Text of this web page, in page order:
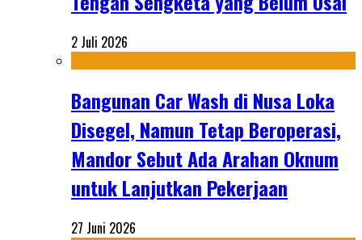
2 Juli 2026
Bangunan Car Wash di Nusa Loka
Disegel, Namun Tetap Beroperasi,
Mandor Sebut Ada Arahan Oknum
untuk Lanjutkan Pekerjaan
27 Juni 2026